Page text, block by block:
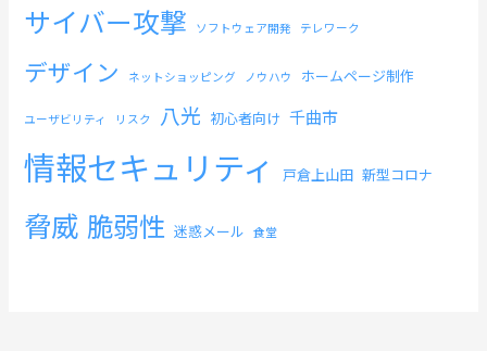
サイバー攻撃 ソフトウェア開発 テレワーク
デザイン ネットショッピング ノウハウ ホームページ制作
ユーザビリティ リスク 八光 初心者向け 千曲市
情報セキュリティ 戸倉上山田 新型コロナ
脅威 脆弱性 迷惑メール 食堂